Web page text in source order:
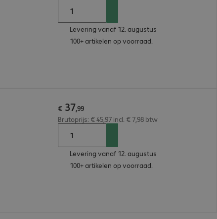
Levering vanaf 12. augustus
100+ artikelen op voorraad.
€ 37,99
Brutoprijs: € 45,97 incl. € 7,98 btw
Levering vanaf 12. augustus
100+ artikelen op voorraad.